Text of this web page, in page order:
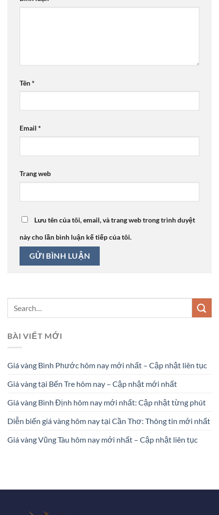
Tên*
Email *
Trang web
Lưu tên của tôi, email, và trang web trong trình duyệt
này cho lần bình luận kế tiếp của tôi.
BÀI VIẾT MỚI
Giá vàng Bình Phước hôm nay mới nhất – Cập nhật liên tục
Giá vàng tại Bến Tre hôm nay – Cập nhật mới nhất
Giá vàng Bình Định hôm nay mới nhất: Cập nhật từng phút
Diễn biến giá vàng hôm nay tại Cần Thơ: Thông tin mới nhất
Giá vàng Vũng Tàu hôm nay mới nhất – Cập nhật liên tục